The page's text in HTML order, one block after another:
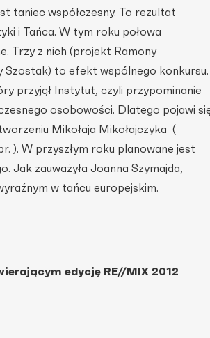
taniec współczesny. To rezultat
i Tańca. W tym roku połowa
Trzy z nich (projekt Ramony
Szostak) to efekt wspólnego konkursu.
przyjął Instytut, czyli przypominanie
osobowości. Dlatego pojawi
Mikołaja Mikołajczyka (
). W przyszłym roku planowane jest
Jak zauważyła Joanna Szymajda,
w tańcu europejskim.
edycję RE//MIX 2012